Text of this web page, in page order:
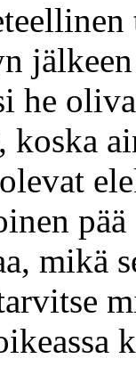
he
koska
mikä